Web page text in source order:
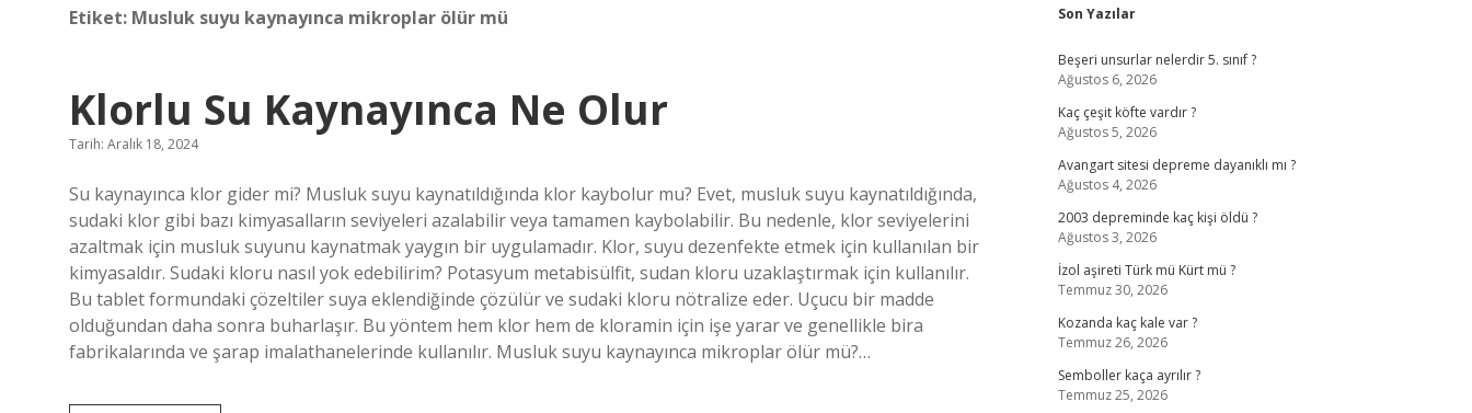
Etiket: Musluk suyu kaynayınca mikroplar ölür mü
Klorlu Su Kaynayınca Ne Olur
Tarih: Aralık 18, 2024
Su kaynayınca klor gider mi? Musluk suyu kaynatıldığında klor kaybolur mu? Evet, musluk suyu kaynatıldığında,
sudaki klor gibi bazı kimyasalların seviyeleri azalabilir veya tamamen kaybolabilir. Bu nedenle, klor seviyelerini
azaltmak için musluk suyunu kaynatmak yaygın bir uygulamadır. Klor, suyu dezenfekte etmek için kullanılan bir
kimyasaldır. Sudaki kloru nasıl yok edebilirim? Potasyum metabisülfit, sudan kloru uzaklaştırmak için kullanılır.
Bu tablet formundaki çözeltiler suya eklendiğinde çözülür ve sudaki kloru nötralize eder. Uçucu bir madde
olduğundan daha sonra buharlaşır. Bu yöntem hem klor hem de kloramin için işe yarar ve genellikle bira
fabrikalarında ve şarap imalathanelerinde kullanılır. Musluk suyu kaynayınca mikroplar ölür mü?…
Sidebar
Son Yazılar
Beşeri unsurlar nelerdir 5. sınıf ?
Ağustos 6, 2026
Kaç çeşit köfte vardır ?
Ağustos 5, 2026
Avangart sitesi depreme dayanıklı mı ?
Ağustos 4, 2026
2003 depreminde kaç kişi öldü ?
Ağustos 3, 2026
İzol aşireti Türk mü Kürt mü ?
Temmuz 30, 2026
Kozanda kaç kale var ?
Temmuz 26, 2026
Semboller kaça ayrılır ?
Temmuz 25, 2026